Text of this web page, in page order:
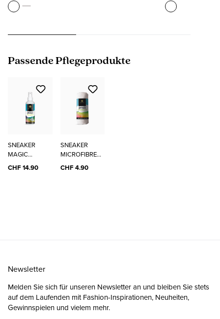
Produktgalerie überspringen
Passende Pflegeprodukte
SNEAKER
MAGIC
CLEANER
CHF 14.90
SNEAKER
MICROFIBRE
CLOTH
CHF 4.90
Newsletter
Melden Sie sich für unseren Newsletter an und bleiben Sie stets
auf dem Laufenden mit Fashion-Inspirationen, Neuheiten,
Gewinnspielen und vielem mehr.